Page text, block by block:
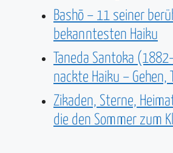
Bashō – 11 seiner
bekanntesten Haiku
Taneda Santoka
nackte Haiku – Gehen,
Zikaden, Sterne,
die den Sommer zum